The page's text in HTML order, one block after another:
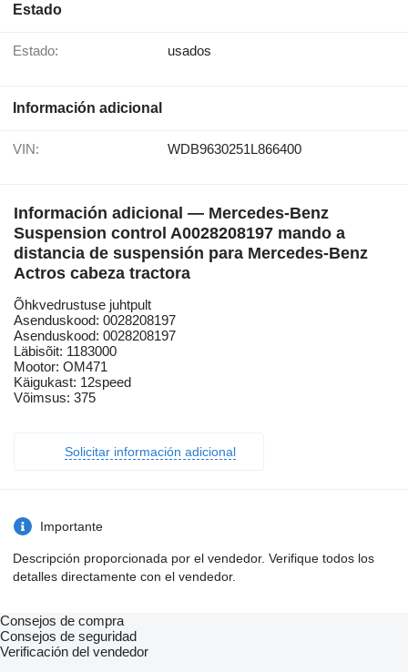
Estado
Estado: usados
Información adicional
VIN: WDB9630251L866400
Información adicional — Mercedes-Benz
Suspension control A0028208197 mando a
distancia de suspensión para Mercedes-Benz
Actros cabeza tractora
Õhkvedrustuse juhtpult
Asenduskood: 0028208197
Asenduskood: 0028208197
Läbisõit: 1183000
Mootor: OM471
Käigukast: 12speed
Võimsus: 375
Solicitar información adicional
Importante
Descripción proporcionada por el vendedor. Verifique todos los
detalles directamente con el vendedor.
Consejos de compra
Consejos de seguridad
Verificación del vendedor